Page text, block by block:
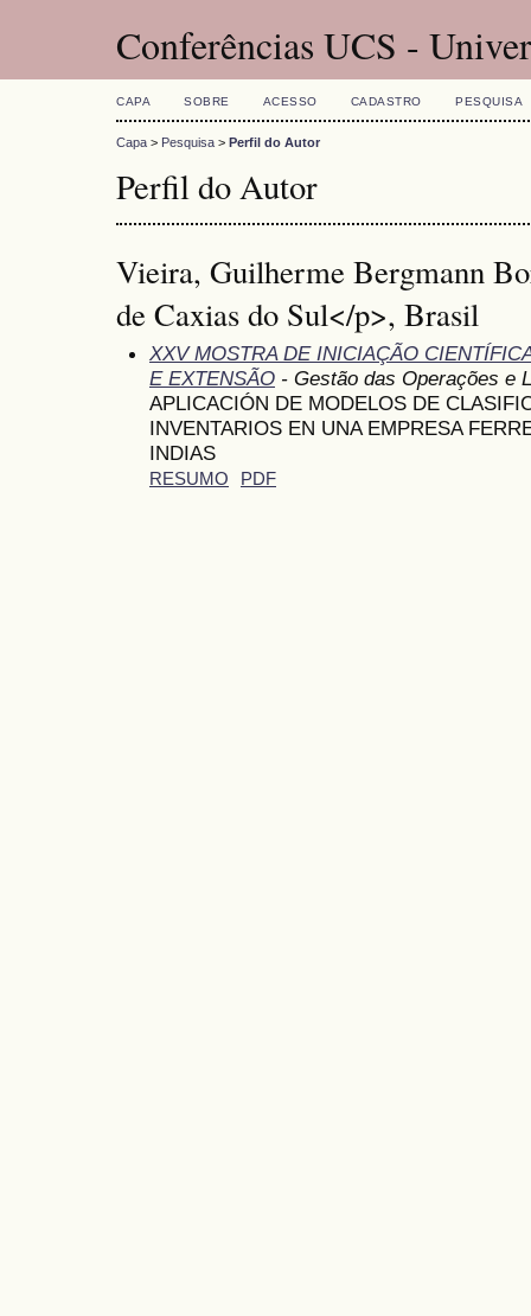
Conferências UCS -
CAPA SOBRE ACESSO CADASTRO PESQUISA
Capa > Pesquisa > Perfil do Autor
Perfil do Autor
Vieira, Guilherme Bergmann
de Caxias do Sul</p>, Brasil
XXV MOSTRA DE INICIAÇÃO
E EXTENSÃO - Gestão das Operações e
APLICACIÓN DE MODELOS DE
INVENTARIOS EN UNA EMPRESA
INDIAS
RESUMO PDF